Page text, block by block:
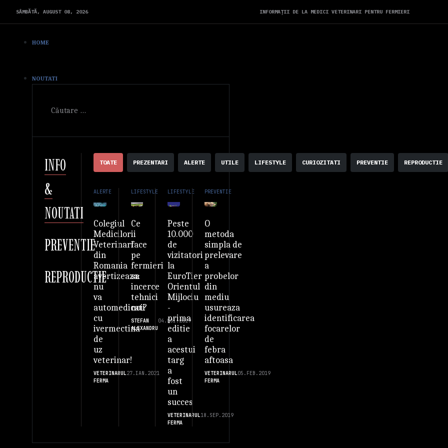
SÂMBĂTĂ, AUGUST 08, 2026 INFORMAȚII DE LA MEDICI VETERINARI PENTRU FERMIERI
HOME
NOUTATI
Cautare
INFO
&
NOUTATI
PREVENTIE
REPRODUCTIE
TOATE PREZENTARI ALERTE UTILE LIFESTYLE CURIOZITATI PREVENTIE REPRODUCTIE
ALERTE
Colegiul
Medicilor
Veterinari
din
Romania
avertizeaza:
nu
va
automedicati
cu
ivermectina
de
uz
veterinar!
VETERINARUL
FERMA
27.IAN.2021
LIFESTYLE
Ce
ii
face
pe
fermieri
sa
incerce
tehnici
noi?
STEFAN
ALEXANDRU
04.NOI.2019
LIFESTYLE
Peste
10.000
de
vizitatori
la
EuroTier
Orientul
Mijlociu
-
prima
editie
a
acestui
targ
a
fost
un
succes
VETERINARUL
FERMA
18.SEP.2019
PREVENTIE
O
metoda
simpla de
prelevare
a
probelor
din
mediu
usureaza
identificarea
focarelor
de
febra
aftoasa
VETERINARUL
FERMA
05.FEB.2019